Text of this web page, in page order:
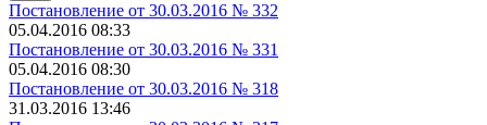
Постановление от 30.03.2016 № 332
05.04.2016 08:33
Постановление от 30.03.2016 № 331
05.04.2016 08:30
Постановление от 30.03.2016 № 318
31.03.2016 13:46